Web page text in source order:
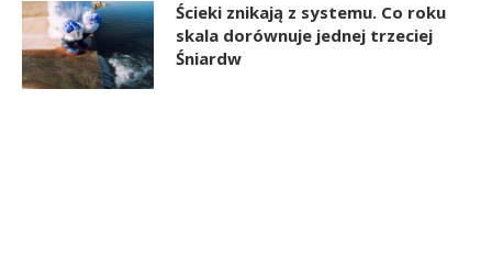
Ścieki znikają z systemu. Co roku
skala dorównuje jednej trzeciej
Śniardw